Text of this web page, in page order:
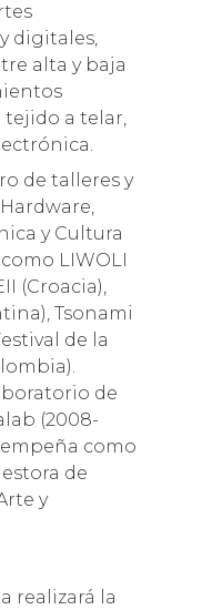
digitales,
alta y baja
tejido a telar,
de talleres y
y Cultura
LIWOLI
(Croacia),
Tsonami
de la
de
(2008-
como
de
y
realizará la